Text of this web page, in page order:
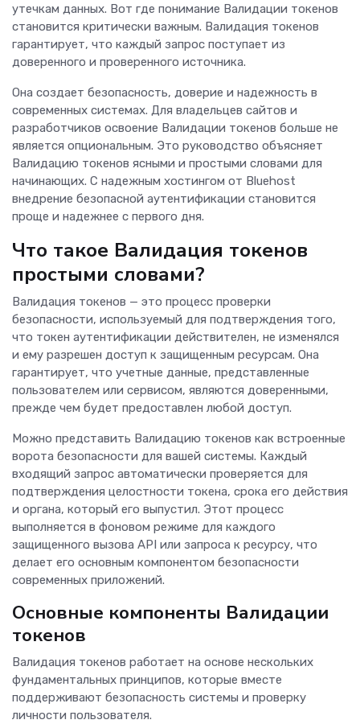
утечкам данных. Вот где понимание Валидации токенов
становится критически важным. Валидация токенов
гарантирует, что каждый запрос поступает из
доверенного и проверенного источника.
Она создает безопасность, доверие и надежность в
современных системах. Для владельцев сайтов и
разработчиков освоение Валидации токенов больше не
является опциональным. Это руководство объясняет
Валидацию токенов ясными и простыми словами для
начинающих. С надежным хостингом от Bluehost
внедрение безопасной аутентификации становится
проще и надежнее с первого дня.
Что такое Валидация токенов
простыми словами?
Валидация токенов — это процесс проверки
безопасности, используемый для подтверждения того,
что токен аутентификации действителен, не изменялся
и ему разрешен доступ к защищенным ресурсам. Она
гарантирует, что учетные данные, представленные
пользователем или сервисом, являются доверенными,
прежде чем будет предоставлен любой доступ.
Можно представить Валидацию токенов как встроенные
ворота безопасности для вашей системы. Каждый
входящий запрос автоматически проверяется для
подтверждения целостности токена, срока его действия
и органа, который его выпустил. Этот процесс
выполняется в фоновом режиме для каждого
защищенного вызова API или запроса к ресурсу, что
делает его основным компонентом безопасности
современных приложений.
Основные компоненты Валидации
токенов
Валидация токенов работает на основе нескольких
фундаментальных принципов, которые вместе
поддерживают безопасность системы и проверку
личности пользователя.